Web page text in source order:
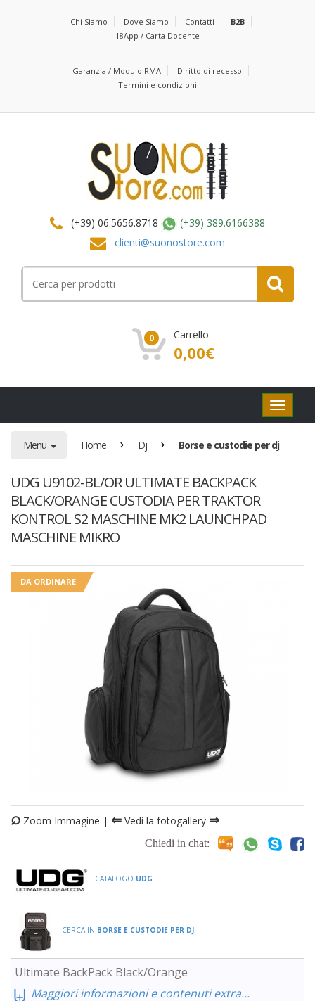
Chi Siamo Dove Siamo Contatti
B2B
18App / Carta Docente
Garanzia / Modulo RMA
Diritto di recesso
Termini e condizioni
(+39) 06.5656.8718
(+39) 389.6166388
clienti@suonostore.com
per:
0 Carrello:
0,00€
Pulsanti
di
Menu Home Dj Borse e custodie per dj
UDG U9102-BL/OR ULTIMATE BACKPACK
BLACK/ORANGE CUSTODIA PER TRAKTOR
KONTROL S2 MASCHINE MK2 LAUNCHPAD
MASCHINE MIKRO
DA ORDINARE
⌕ Zoom Immagine | ⇐ Vedi la fotogallery ⇒
Chiedi in chat:
CATALOGO UDG
CERCA IN BORSE E CUSTODIE PER DJ
Ultimate BackPack Black/Orange
⨄ Maggiori informazioni e contenuti extra...